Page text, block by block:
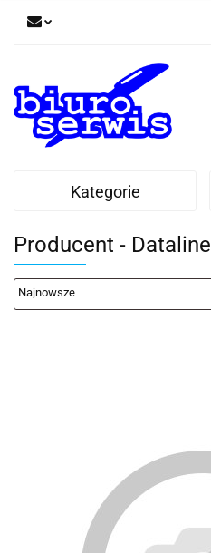
Kategorie
Producent - Dataline